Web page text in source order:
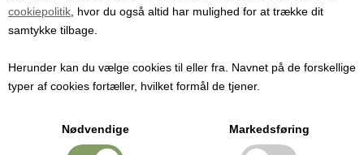
cookiepolitik , hvor du også altid har mulighed for at trække dit
samtykke tilbage.
Herunder kan du vælge cookies til eller fra. Navnet på de forskellige
typer af cookies fortæller, hvilket formål de tjener.
Nødvendige Markedsføring
Rustfri ståltank med tappehane klargjort til vinballon med tyl og
gærrør. - Et alternativ til brug af glas og plastic.